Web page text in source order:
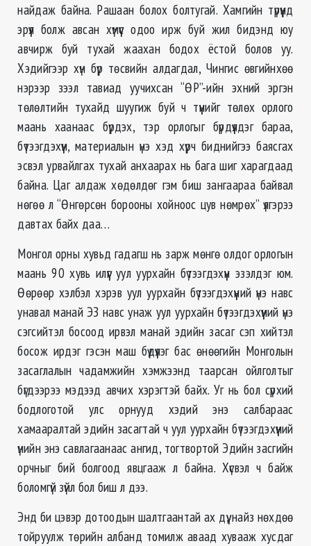
найдаж байна. Рашаан болох болтугай. Хамгийн түрүүнд
эрүүл болж авсан хүмүүс одоо ирж буй жил бидэнд юу
авчирж буй тухай жаахан бодох ёстой болов уу.
Хэдийгээр хүн бүр төсвийн алдагдал, Чингис өвгийнхөө
нэрээр зээл тавиад уучихсан “ӨР”-ийн эхний эргэн
төлөлтийн тухайд шуугиж буй ч түүнийг төлөх орлого
маань хаанаас бүрдэх, тэр орлогыг бүрдүүлдэг бараа,
бүтээгдэхүүн, материалын үнэ хэд хүрч биднийгээ баясгах
эсвэл урвайлгах тухай анхаарах нь бага шиг харагдаад
байна. Цаг алдаж хөдөлдөг гэм биш зангаараа байвал
нөгөө л “Өнгөрсөн борооны хойноос цув нөмрөх” үлгэрээ
давтах байх даа…
Монгол орны хувьд гадагш нь зарж мөнгө олдог орлогын
маань 90 хувь илүүг уул уурхайн бүтээгдэхүүн эзэлдэг юм.
Өөрөөр хэлбэл хэрэв уул уурхайн бүтээгдэхүүний үнэ навс
унавал манай ЭЗ навс унаж уул уурхайн бүтээгдэхүүний үнэ
сэгсийтэл босоод ирвэл манай эдийн засаг сэп хийтэл
босож ирдэг гэсэн маш бүдүүлэг бас өнөөгийн Монголын
засаглалын чадамжийн хэмжээнд таарсан ойлголтыг
бүгдээрээ мэдээд авчих хэрэгтэй байх. Уг нь бол сүрхий
бодлоготой улс орнууд хэдий энэ салбараас
хамааралтай эдийн засагтай ч уул уурхайн бүтээгдэхүүний
үнийн энэ савлагаанаас ангид, тогтвортой Эдийн засгийн
орчныг бий болгоод явцгааж л байна. Хүсвэл ч байж
боломгүй зүйл бол биш л дээ.
Энд би цэвэр дотоодын шалтгаантай ах дүү, найз нөхдөө
тойруулж тѳрийн албанд томилж аваад хувааж хусдаг